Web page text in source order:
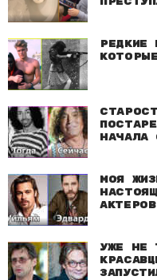
Редкие
начала
Моя
актеров
Уже не